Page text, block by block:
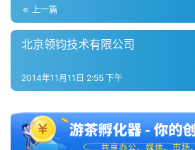
0
日
茶
对
接
上一篇
北京领钧技术有限公司
2014年11月11日 2:55 下午